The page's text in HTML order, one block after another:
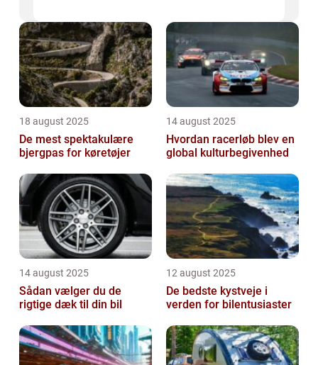
18 august 2025
De mest spektakulære
bjergpas for køretøjer
14 august 2025
Hvordan racerløb blev en
global kulturbegivenhed
14 august 2025
Sådan vælger du de
rigtige dæk til din bil
12 august 2025
De bedste kystveje i
verden for bilentusiaster